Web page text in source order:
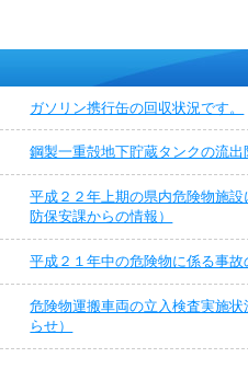
ガソリン携行缶の回収状況です。
鋼製一重殻地下貯蔵タンクの流
平成２２年上期の県内危険物施
防保安課からの情報）
平成２１年中の危険物に係る事
危険物運搬車両の立入検査実施
らせ）